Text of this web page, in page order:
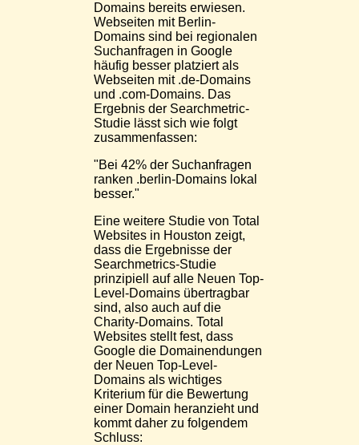
Domains bereits erwiesen.
Webseiten mit Berlin-
Domains sind bei regionalen
Suchanfragen in Google
häufig besser platziert als
Webseiten mit .de-Domains
und .com-Domains. Das
Ergebnis der Searchmetric-
Studie lässt sich wie folgt
zusammenfassen:
"Bei 42% der Suchanfragen
ranken .berlin-Domains lokal
besser."
Eine weitere Studie von Total
Websites in Houston zeigt,
dass die Ergebnisse der
Searchmetrics-Studie
prinzipiell auf alle Neuen Top-
Level-Domains übertragbar
sind, also auch auf die
Charity-Domains. Total
Websites stellt fest, dass
Google die Domainendungen
der Neuen Top-Level-
Domains als wichtiges
Kriterium für die Bewertung
einer Domain heranzieht und
kommt daher zu folgendem
Schluss: